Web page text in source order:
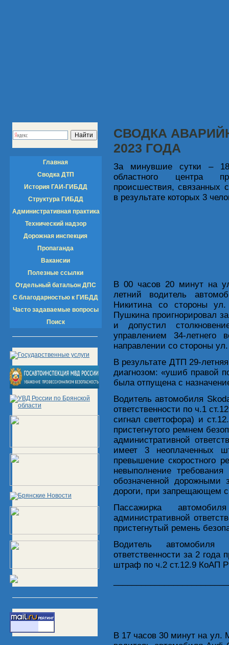
Главная
Сводка ДТП
История ГАИ-ГИБДД
Структура ГИБДД
Административная практика
Технический надзор
Дорожная инспекция
Пропаганда
Вакансии
Полезные ссылки
Отдельный батальон ДПС
С благодарностью к ГИБДД
Часто задаваемые вопросы
Поиск
СВОДКА
2023 ГОДА
За минувшие сутки –
областного центра
происшествия, связанных
в результате которых 3
В 00 часов 20 минут на
летний водитель
Никитина со стороны
Пушкина проигнорировал
и допустил
управлением 34-летнего
направлении со стороны
В результате ДТП 29-
диагнозом: «ушиб правой
была отпущена с
Водитель автомобиля
ответственности по ч.1
сигнал светтофора) и
пристегнутого ремнем
административной
имеет 3
превышение
невыполнение
обозначенной дорожными
дороги, при запрещающем
Пассажирка
административной
пристегнутый ремень
Водитель
ответственности за 2 года
штраф по ч.2 ст.12.9 КоАП
В 17 часов 30 минут на ул.